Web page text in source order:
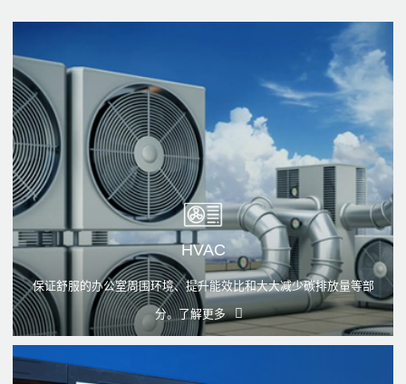
HVAC
保证舒服的办公室周围环境、提升能效比和大大减少碳排放量等部
分。了解更多